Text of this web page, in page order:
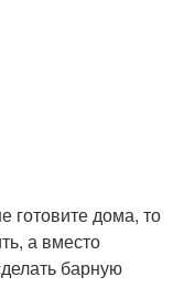
готовите дома, то
а вместо
барную